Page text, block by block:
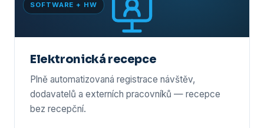
SOFTWARE + HW
Elektronická recepce
Plně automatizovaná registrace návštěv,
dodavatelů a externích pracovníků — recepce
bez recepční.